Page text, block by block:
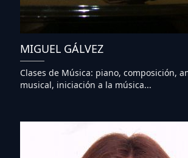
MIGUEL GÁLVEZ
Clases de Música: piano, composición,
musical, iniciación a la música...